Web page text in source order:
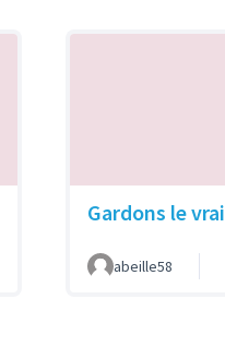
Gardons le vrai
abeille58